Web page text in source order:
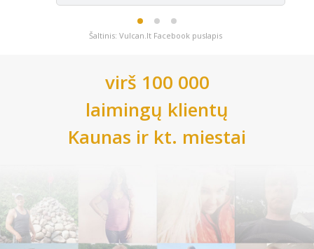
Šaltinis: Vulcan.lt Facebook puslapis
virš 100 000
laimingų klientų
Kaunas ir kt. miestai